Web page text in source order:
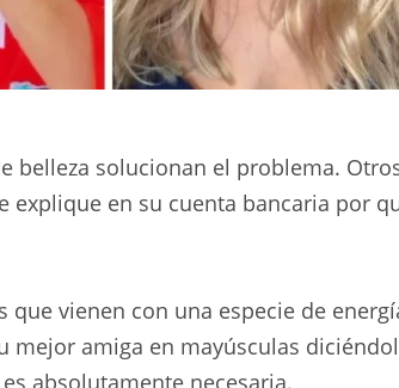
belleza solucionan el problema.
explique en su cuenta bancaria por
que vienen con una especie de
mejor amiga en mayúsculas
absolutamente necesaria.